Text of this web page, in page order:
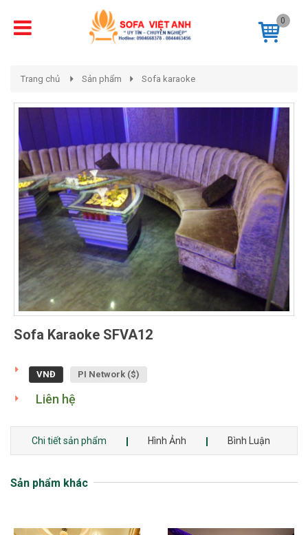
0
Trang chủ Sản phẩm Sofa karaoke
Sofa Karaoke SFVA12
VNĐ PI Network ($)
Liên hệ
Chi tiết sản phẩm Hình Ảnh Bình Luận
Sản phẩm khác